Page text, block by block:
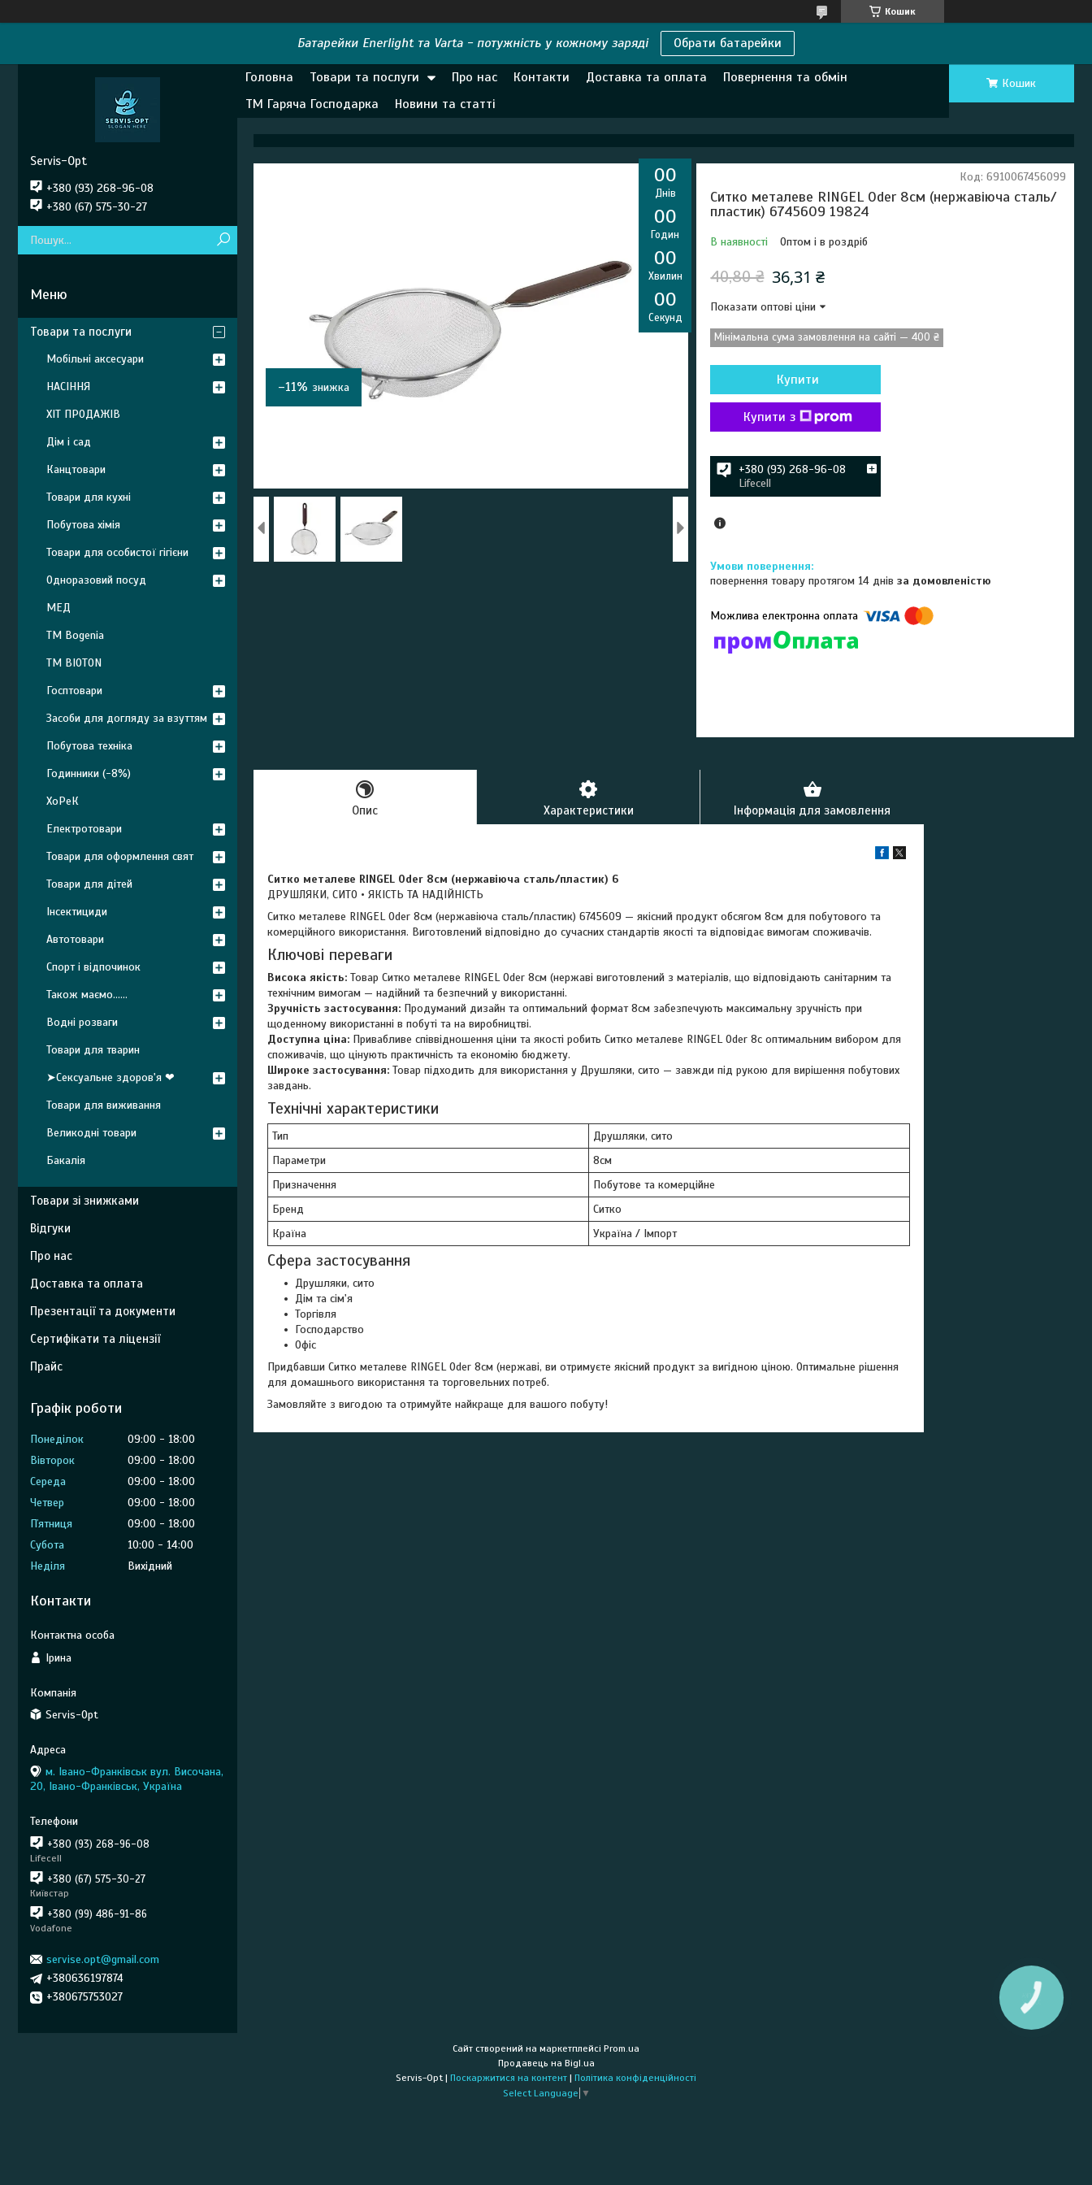
Кошик
Батарейки Enerlight та Varta - потужність у кожному заряді Обрати батарейки
Головна Товари та послуги Про нас Контакти Доставка та оплата
Повернення та обмін
ТМ Гаряча Господарка
Новини та статті
Кошик
00
Днів
00
Годин
00
Хвилин
00
Секунд
–11%
Ситко металеве RINGEL Oder 8см (нержавіюча сталь/
пластик) 6745609 19824
В наявності Оптом і в роздріб
Код: 6910067456099
40,80 ₴ 36,31 ₴
Показати оптові ціни
Мінімальна сума замовлення на сайті — 400 ₴
Купити
Купити з
+380 (93) 268-96-08
Lifecell
повернення товару протягом 14 днівза домовленістю
Опис Характеристики Інформація для замовлення
Ситко металеве RINGEL Oder 8см (нержавіюча сталь/пластик) 6
ДРУШЛЯКИ, СИТО • ЯКІСТЬ ТА НАДІЙНІСТЬ
Ситко металеве RINGEL Oder 8см (нержавіюча сталь/пластик) 6745609 — якісний продукт обсягом 8см для побутового та
комерційного використання. Виготовлений відповідно до сучасних стандартів якості та відповідає вимогам споживачів.
Ключові переваги
Висока якість: Товар Ситко металеве RINGEL Oder 8см (нержаві виготовлений з матеріалів, що відповідають санітарним та
технічним вимогам — надійний та безпечний у використанні.
Зручність застосування: Продуманий дизайн та оптимальний формат 8см забезпечують максимальну зручність при
щоденному використанні в побуті та на виробництві.
Доступна ціна: Привабливе співвідношення ціни та якості робить Ситко металеве RINGEL Oder 8с оптимальним вибором для
споживачів, що цінують практичність та економію бюджету.
Широке застосування: Товар підходить для використання у Друшляки, сито — завжди під рукою для вирішення побутових
завдань.
Технічні характеристики
Тип
Друшляки, сито
Параметри
8см
Призначення
Побутове та комерційне
Бренд
Ситко
Країна
Україна / Імпорт
Сфера застосування
Друшляки, сито
Дім та сім'я
Торгівля
Господарство
Офіс
Придбавши Ситко металеве RINGEL Oder 8см (нержаві, ви отримуєте якісний продукт за вигідною ціною. Оптимальне рішення
для домашнього використання та торговельних потреб.
Замовляйте з вигодою та отримуйте найкраще для вашого побуту!
Servis-Opt
+380 (93) 268-96-08
+380 (67) 575-30-27
Товари та послуги
Мобільні аксесуари
НАСІННЯ
ХІТ ПРОДАЖІВ
Дім і сад
Канцтовари
Товари для кухні
Побутова хімія
Товари для особистої гігієни
Одноразовий посуд
МЕД
ТМ Bogenia
ТМ BIOTON
Госптовари
Засоби для догляду за взуттям
Побутова техніка
Годинники (-8%)
ХоРеК
Електротовари
Товари для оформлення свят
Товари для дітей
Інсектициди
Автотовари
Спорт і відпочинок
Також маємо......
Водні розваги
Товари для тварин
➤Сексуальне здоров'я ❤
Товари для виживання
Великодні товари
Бакалія
Товари зі знижками
Відгуки
Про нас
Доставка та оплата
Презентації та документи
Сертифікати та ліцензії
Прайс
Графік роботи
Понеділок 09:00
18:00
Вівторок
09:00
18:00
Середа
09:00
18:00
Четвер
09:00
18:00
Пʼятниця
09:00
18:00
Субота
10:00
14:00
Неділя
Вихідний
Контакти
Ірина
Servis-Opt
м. Івано-Франківськ вул. Височана,
20, Івано-Франківськ, Україна
+380 (93) 268-96-08
Lifecell
+380 (67) 575-30-27
Київстар
+380 (99) 486-91-86
Vodafone
servise.opt@gmail.com
+380636197874
+380675753027
Сайт створений на маркетплейсі Prom.ua
Продавець на Bigl.ua
Servis-Opt | Поскаржитися на контент | Політика конфіденційності
Select Language ▼
КНОПКА
ЗВ'ЯЗКУ